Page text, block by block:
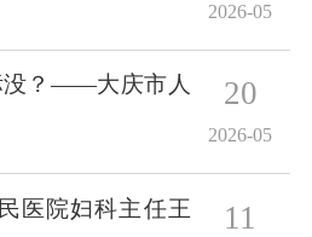
2026-05
没？——大庆市人
20
2026-05
医院妇科主任王
11